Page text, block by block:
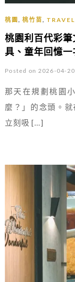
桃園 , 桃竹苗, TRAVEL
桃園利百代彩
具、童年回憶一
Posted on 2026-04-20
那天在規劃桃園
麼？」的念頭。
立刻吸 […]